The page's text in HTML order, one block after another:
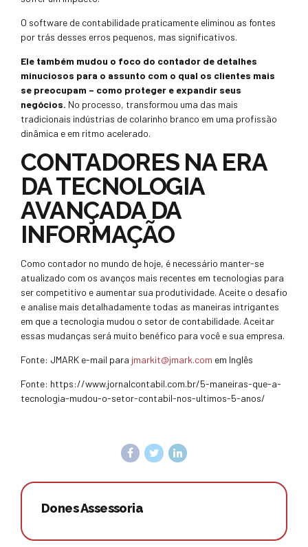
O software de contabilidade praticamente eliminou as fontes
por trás desses erros pequenos, mas significativos.
Ele também mudou o foco do contador de detalhes
minuciosos para o assunto com o qual os clientes mais
se preocupam – como proteger e expandir seus
negócios. No processo, transformou uma das mais
tradicionais indústrias de colarinho branco em uma profissão
dinâmica e em ritmo acelerado.
CONTADORES NA ERA
DA TECNOLOGIA
AVANÇADA DA
INFORMAÇÃO
Como contador no mundo de hoje, é necessário manter-se
atualizado com os avanços mais recentes em tecnologias para
ser competitivo e aumentar sua produtividade. Aceite o desafio
e analise mais detalhadamente todas as maneiras intrigantes
em que a tecnologia mudou o setor de contabilidade. Aceitar
essas mudanças será muito benéfico para você e sua empresa.
Fonte: JMARK e-mail para jmarkit@jmark.com em Inglês
Fonte: https://www.jornalcontabil.com.br/5-maneiras-que-a-
tecnologia-mudou-o-setor-contabil-nos-ultimos-5-anos/
Dones Assessoria